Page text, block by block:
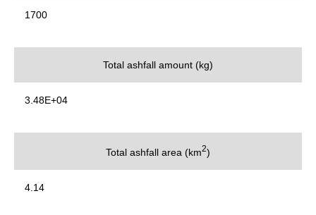
1700
Total ashfall amount (kg)
3.48E+04
Total ashfall area (km2)
4.14